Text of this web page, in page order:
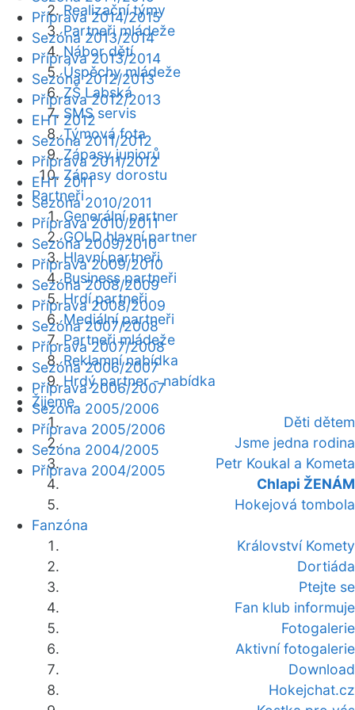
Realizační týmy
Partneři mládeže
Nábor dětí
Úspěchy mládeže
ZŠ Labská
SMS servis
Týmová fota
Zápasy juniorů
Zápasy dorostu
Partneři
Generální partner
GOLD hlavní partner
Hlavní partneři
Business partneři
Hrdí partneři
Mediální partneři
Partneři mládeže
Reklamní nabídka
Hrdý partner - nabídka
Žijeme
Děti dětem
Jsme jedna rodina
Petr Koukal a Kometa
Chlapi ŽENÁM
Hokejová tombola
Fanzóna
Království Komety
Dortiáda
Ptejte se
Fan klub informuje
Fotogalerie
Aktivní fotogalerie
Download
Hokejchat.cz
Příprava 2014/2015
Sezóna 2013/2014
Příprava 2013/2014
Sezóna 2012/2013
Příprava 2012/2013
EHT 2012
Sezóna 2011/2012
Příprava 2011/2012
EHT 2011
Sezóna 2010/2011
Příprava 2010/2011
Sezóna 2009/2010
Příprava 2009/2010
Sezóna 2008/2009
Příprava 2008/2009
Sezóna 2007/2008
Příprava 2007/2008
Sezóna 2006/2007
Příprava 2006/2007
Sezóna 2005/2006
Příprava 2005/2006
Sezóna 2004/2005
Příprava 2004/2005